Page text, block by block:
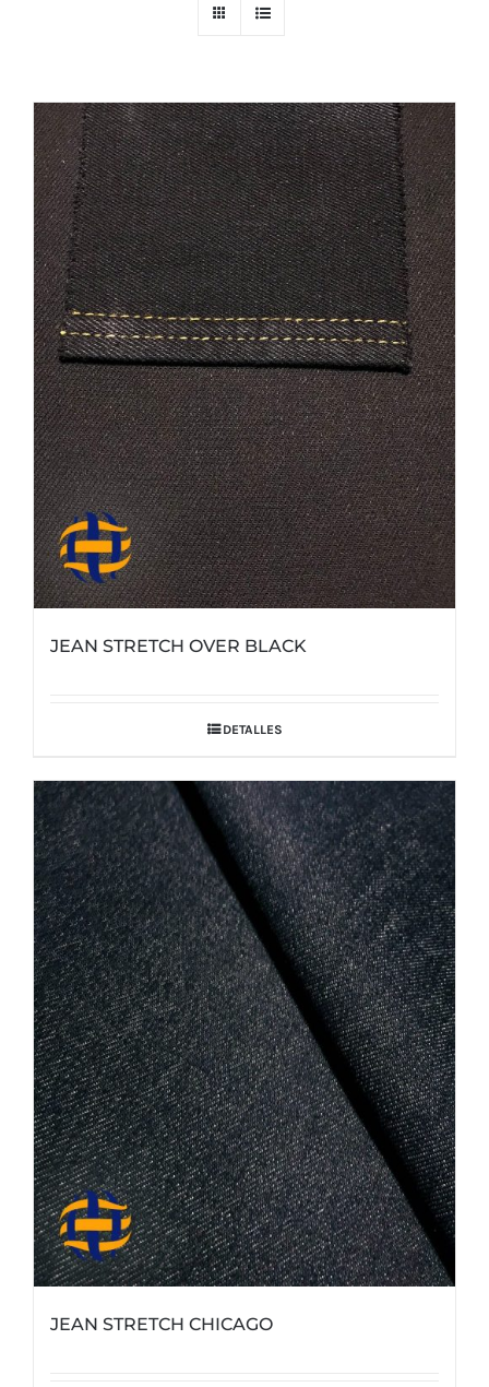
JEAN STRETCH OVER BLACK
DETALLES
JEAN STRETCH CHICAGO